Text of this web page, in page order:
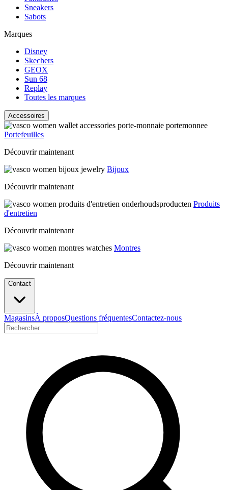
Sneakers
Sabots
Marques
Disney
Skechers
GEOX
Sun 68
Replay
Toutes les marques
Accessoires
Portefeuilles
Découvrir maintenant
Bijoux
Découvrir maintenant
Produits
d'entretien
Découvrir maintenant
Montres
Découvrir maintenant
Contact
MagasinsÀ proposQuestions fréquentesContactez-nous